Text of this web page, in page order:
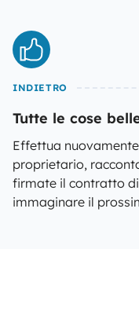
INDIETRO
Tutte le cose
Effettua
proprietario,
firmate il contratto
immaginare il